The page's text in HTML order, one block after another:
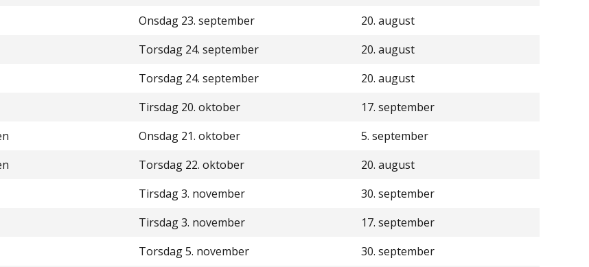
Onsdag 23. september
20. august
Torsdag 24. september
20. august
Torsdag 24. september
20. august
Tirsdag 20. oktober
17. september
Onsdag 21. oktober
5. september
Torsdag 22. oktober
20. august
Tirsdag 3. november
30. september
Tirsdag 3. november
17. september
Torsdag 5. november
30. september